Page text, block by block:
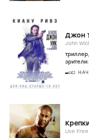
Джон
триллер,
зрители: